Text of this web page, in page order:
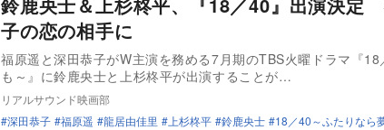
子の恋の相手に
福原遥と深田恭子がW主演を務める7月期のTBS火曜ドラマ『
も～』に鈴鹿央士と上杉柊平が出演することが…
リアルサウンド映画部
深田恭子
福原遥 龍居由佳里 上杉柊平 鈴鹿央士 18／40～ふたりなら